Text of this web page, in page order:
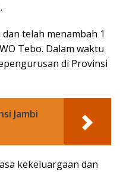
telah menambah 1
Tebo. Dalam waktu
di Provinsi
Jambi
kekeluargaan dan